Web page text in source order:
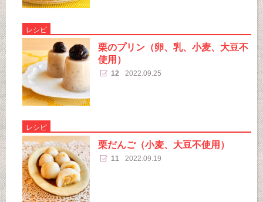
レシピ
栗のプリン（卵、乳、小麦、大豆不
使用）
12 2022.09.25
レシピ
栗だんご（小麦、大豆不使用）
11 2022.09.19